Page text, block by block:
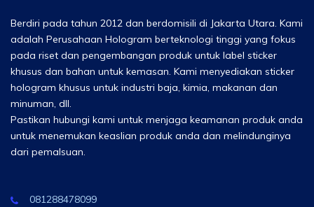
Berdiri pada tahun 2012 dan berdomisili di Jakarta Utara. Kami
adalah Perusahaan Hologram berteknologi tinggi yang fokus
pada riset dan pengembangan produk untuk label sticker
khusus dan bahan untuk kemasan. Kami menyediakan sticker
hologram khusus untuk industri baja, kimia, makanan dan
minuman, dll.
Pastikan hubungi kami untuk menjaga keamanan produk anda
untuk menemukan keaslian produk anda dan melindunginya
dari pemalsuan.
081288478099